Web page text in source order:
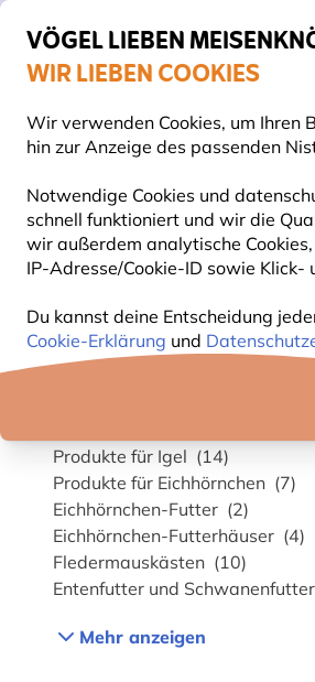
VÖGEL LIEBEN
WIR LIEBEN COOKIES
Wir verwenden Cookies, um Ihren
hin zur Anzeige des passenden
Notwendige Cookies und
schnell funktioniert und wir die
wir außerdem analytische
IP-Adresse/Cookie-ID sowie
Du kannst deine Entscheidung
Cookie-Erklärung und
Top-bewertet in 11 Ländern
Gratis Versand ab 65 €
VOGELFUTTER
Produkte für Igel (14)
Produkte für Eichhörnchen (7)
Eichhörnchen-Futter (2)
Eichhörnchen-Futterhäuser (4)
Fledermauskästen (10)
Entenfutter und Schwanenfutter
Mehr anzeigen